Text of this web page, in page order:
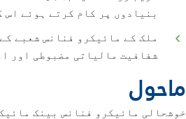
بنیادوں پر کام کرتے ہوئے اس
ملک کے مائیکرو فنانس شعبے
شفافیت مالیاتی مضبوطی اور
ماحول
خوشحالی مائیکرو فنانس بینک